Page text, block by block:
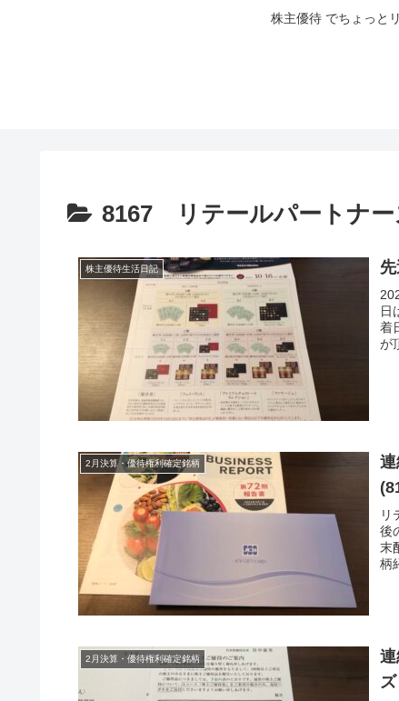
株主優待 でちょっと
8167 リテールパートナー
株主優待生活日記
日
着
が
2月決算・優待権利確定銘柄
リ
後
末
柄
2月決算・優待権利確定銘柄